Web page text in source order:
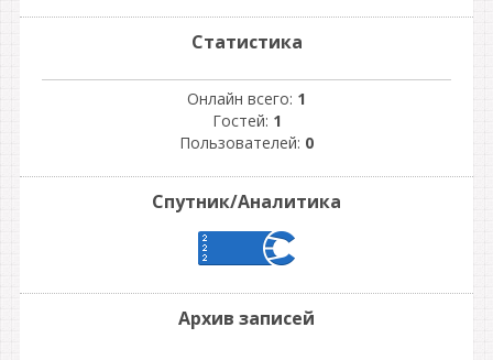
Статистика
Онлайн всего: 1
Гостей: 1
Пользователей: 0
Спутник/Аналитика
Архив записей